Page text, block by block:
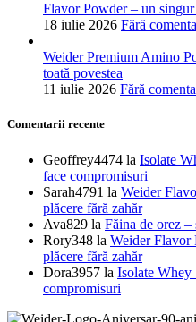
Flavor Powder – un
18 iulie 2026 Fără
Weider Premium Amino
toată povestea
11 iulie 2026 Fără
Comentarii recente
Geoffrey4474 la Isolate
face compromisuri
Sarah4791 la Weider
plăcere fără zahăr
Ava829 la Făina de orez –
Rory348 la Weider
plăcere fără zahăr
Dora3957 la Isolate Whey
compromisuri